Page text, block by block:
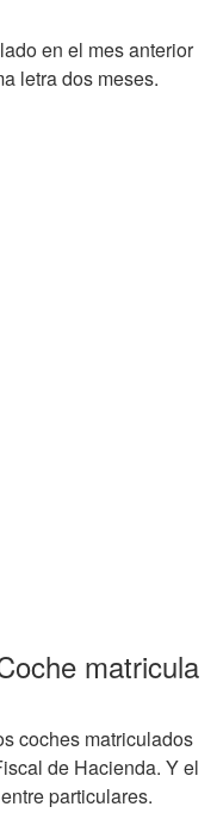
en el mes anterior
letra dos meses.
matricula
coches matriculados
de Hacienda. Y el
particulares.